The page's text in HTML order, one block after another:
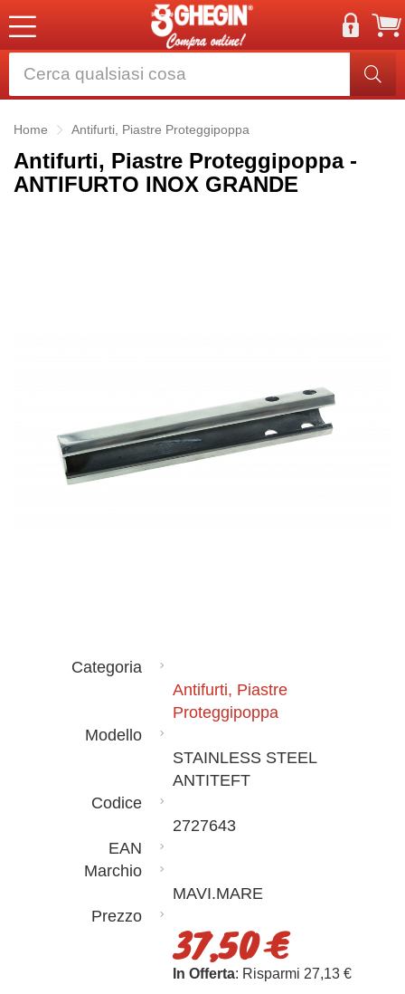
Home Antifurti, Piastre Proteggipoppa
Antifurti, Piastre Proteggipoppa -
ANTIFURTO INOX GRANDE
Categoria
Antifurti, Piastre
Proteggipoppa
Modello
STAINLESS STEEL
ANTITEFT
Codice
2727643
EAN
Marchio
MAVI.MARE
Prezzo
37,50 €
In Offerta: Risparmi 27,13 €